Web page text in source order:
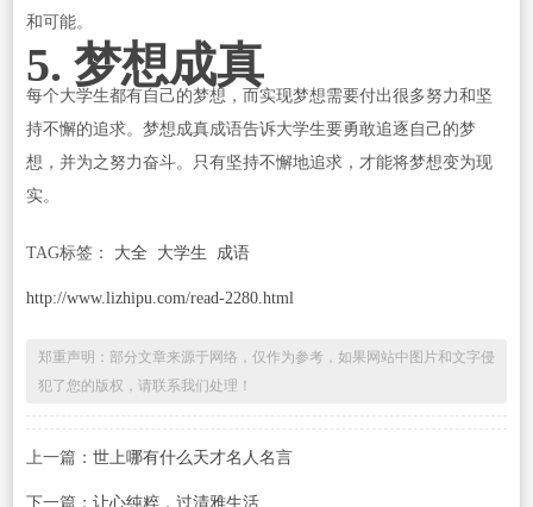
和可能。
5. 梦想成真
每个大学生都有自己的梦想，而实现梦想需要付出很多努力和坚
持不懈的追求。梦想成真成语告诉大学生要勇敢追逐自己的梦
想，并为之努力奋斗。只有坚持不懈地追求，才能将梦想变为现
实。
TAG标签： 大全 大学生 成语
http://www.lizhipu.com/read-2280.html
郑重声明：部分文章来源于网络，仅作为参考，如果网站中图片和文字侵
犯了您的版权，请联系我们处理！
上一篇： 世上哪有什么天才名人名言
下一篇： 让心纯粹，过清雅生活